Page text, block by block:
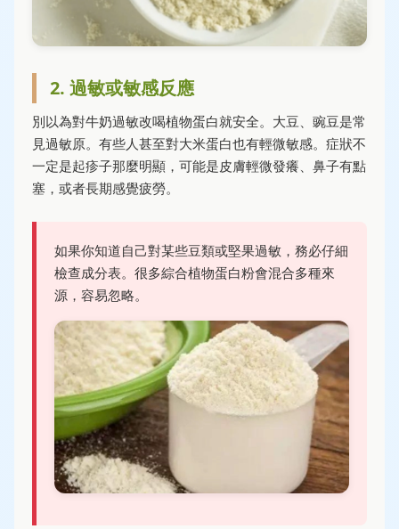
2. 過敏或敏感反應
別以為對牛奶過敏改喝植物蛋白就安全。大豆、豌豆是常
見過敏原。有些人甚至對大米蛋白也有輕微敏感。症狀不
一定是起疹子那麼明顯，可能是皮膚輕微發癢、鼻子有點
塞，或者長期感覺疲勞。
如果你知道自己對某些豆類或堅果過敏，務必仔細
檢查成分表。很多綜合植物蛋白粉會混合多種來
源，容易忽略。